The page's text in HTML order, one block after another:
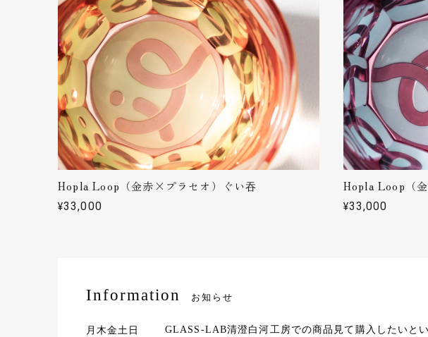
この度はレビューを
録しました！アドバ
ざいますのでご確認
りづらく申し訳あり
砂切子 紅葉（金赤×オレンジ）【名入れ無料 アルファベット12文字まで】
2023/02/25
すごく綺麗なお品です。 お酒を入
んでもらえました。 ありがとうご
この度はありがとう
た素材を加工したも
Hopla Loop（金赤×プラセオ）ぐい吞
¥33,000
Hopla Loop（
¥33,000
Information お知らせ
月木金土日 GLASS-LAB清澄白河工房での商品見て購入したいと